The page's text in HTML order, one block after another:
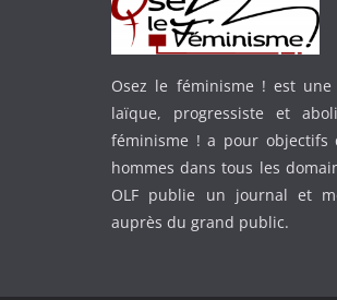
Osez le féminisme ! est une
laïque, progressiste et
féminisme ! a pour objectifs
hommes dans tous les
OLF publie un journal et
auprès du grand public.